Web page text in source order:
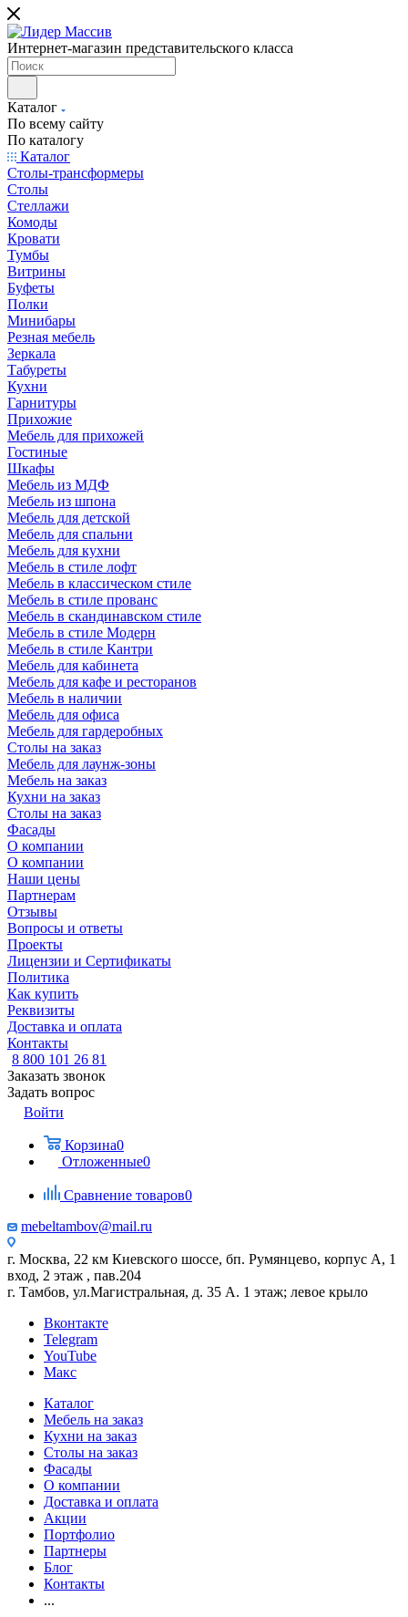
Интернет-магазин представительского класса
Каталог
По всему сайту
По каталогу
Каталог
Столы-трансформеры
Столы
Стеллажи
Комоды
Кровати
Тумбы
Витрины
Буфеты
Полки
Минибары
Резная мебель
Зеркала
Табуреты
Кухни
Гарнитуры
Прихожие
Мебель для прихожей
Гостиные
Шкафы
Мебель из МДФ
Мебель из шпона
Мебель для детской
Мебель для спальни
Мебель для кухни
Мебель в стиле лофт
Мебель в классическом стиле
Мебель в стиле прованс
Мебель в скандинавском стиле
Мебель в стиле Модерн
Мебель в стиле Кантри
Мебель для кабинета
Мебель для кафе и ресторанов
Мебель в наличии
Мебель для офиса
Мебель для гардеробных
Столы на заказ
Мебель для лаунж-зоны
Мебель на заказ
Кухни на заказ
Столы на заказ
Фасады
О компании
О компании
Наши цены
Партнерам
Отзывы
Вопросы и ответы
Проекты
Лицензии и Сертификаты
Политика
Как купить
Реквизиты
Доставка и оплата
Контакты
8 800 101 26 81
Заказать звонок
Задать вопрос
Войти
Корзина0
Отложенные0
Сравнение товаров0
mebeltambov@mail.ru
г. Москва, 22 км Киевского шоссе, бп. Румянцево, корпус А, 1
вход, 2 этаж , пав.204
г. Тамбов, ул.Магистральная, д. 35 А. 1 этаж; левое крыло
Вконтакте
Telegram
YouTube
Макс
Каталог
Мебель на заказ
Кухни на заказ
Столы на заказ
Фасады
О компании
Доставка и оплата
Акции
Портфолио
Партнеры
Блог
Контакты
...